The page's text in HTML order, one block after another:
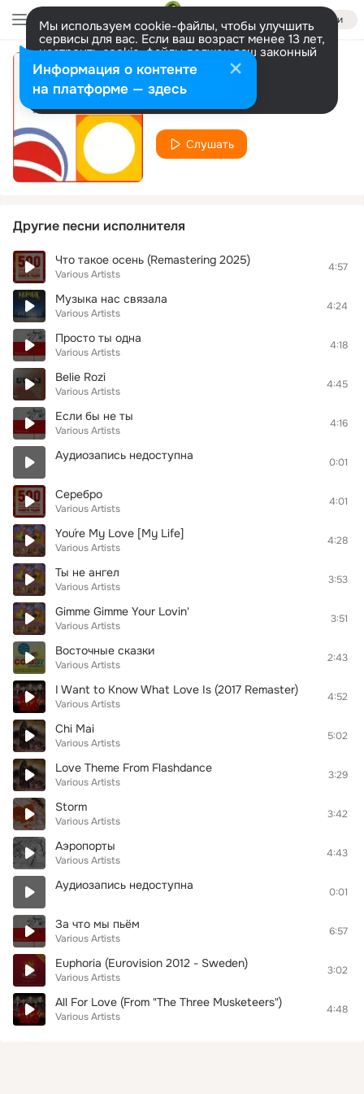
Войти
Мы используем cookie-файлы, чтобы улучшить
сервисы для вас. Если ваш возраст менее 13 лет,
настроить cookie-файлы должен ваш законный
представитель. Больше информации
Разрешить все Настроить
Я не дам
Various Artists
Слушать
Другие песни исполнителя
Что такое осень (Remastering 2025)
Various Artists
4:57
Музыка нас связала
Various Artists
4:24
Просто ты одна
Various Artists
4:18
Belie Rozi
Various Artists
4:45
Если бы не ты
Various Artists
4:16
Аудиозапись недоступна 0:01
Серебро
Various Artists
4:01
You´re My Love [My Life]
Various Artists
4:28
Ты не ангел
Various Artists
3:53
Gimme Gimme Your Lovin'
Various Artists
3:51
Восточные сказки
Various Artists
2:43
I Want to Know What Love Is (2017 Remaster)
Various Artists
4:52
Chi Mai
Various Artists
5:02
Love Theme From Flashdance
Various Artists
3:29
Storm
Various Artists
3:42
Аэропорты
Various Artists
4:43
Аудиозапись недоступна 0:01
За что мы пьём
Various Artists
6:57
Euphoria (Eurovision 2012 - Sweden)
Various Artists
3:02
All For Love (From "The Three Musketeers")
Various Artists
4:48
Информация о контенте
на платформе — здесь